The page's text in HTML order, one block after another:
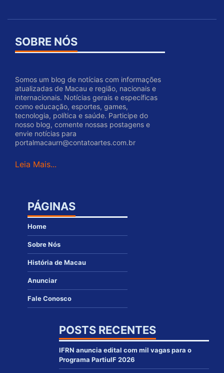
SOBRE NÓS
Somos um blog de notícias com informações
atualizadas de Macau e região, nacionais e
internacionais. Notícias gerais e específicas
como educação, esportes, games,
tecnologia, política e saúde. Participe do
nosso blog, comente nossas postagens e
envie notícias para
portalmacaurn@contatoartes.com.br
Leia Mais...
PÁGINAS
Home
Sobre Nós
História de Macau
Anunciar
Fale Conosco
POSTS RECENTES
IFRN anuncia edital com mil vagas para o
Programa PartiuIF 2026